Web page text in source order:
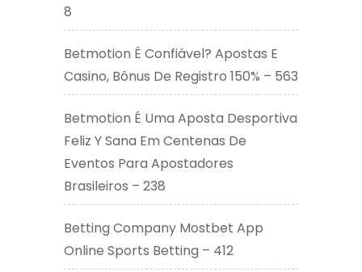
8
Betmotion É Confiável? Apostas E
Casino, Bônus De Registro 150% – 563
Betmotion É Uma Aposta Desportiva
Feliz Y Sana Em Centenas De
Eventos Para Apostadores
Brasileiros – 238
Betting Company Mostbet App
Online Sports Betting – 412